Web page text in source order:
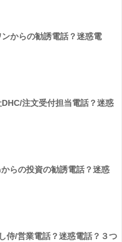
からの勧誘電話？迷惑電
注文受付担当電話？迷惑
らの投資の勧誘電話？迷惑
侍/営業電話？迷惑電話？３つ